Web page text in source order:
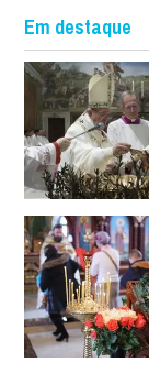
Em destaque